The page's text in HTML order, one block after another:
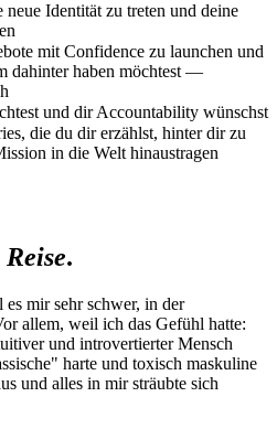
Identität zu treten und deine
mit Confidence zu launchen und
dahinter haben möchtest —
und dir Accountability wünschst
die du dir erzählst, hinter dir zu
in die Welt hinaustragen
Reise.
mir sehr schwer, in der
allem, weil ich das Gefühl hatte:
und introvertierter Mensch
harte und toxisch maskuline
und alles in mir sträubte sich